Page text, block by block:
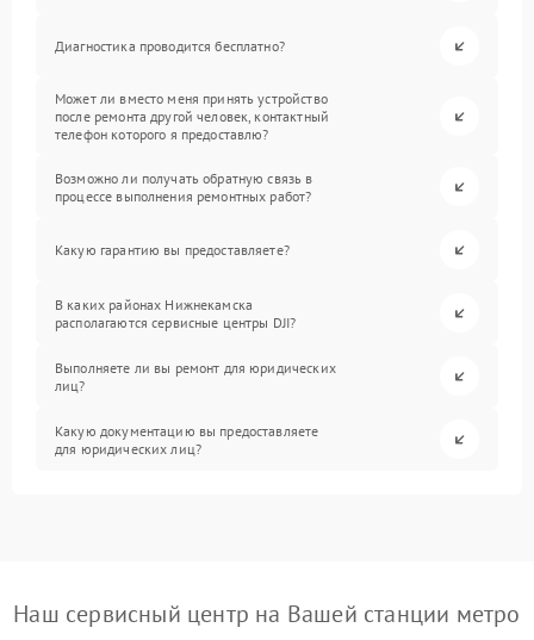
Диагностика проводится бесплатно?
Может ли вместо меня принять устройство
после ремонта другой человек, контактный
телефон которого я предоставлю?
Возможно ли получать обратную связь в
процессе выполнения ремонтных работ?
Какую гарантию вы предоставляете?
В каких районах Нижнекамска
располагаются сервисные центры DJI?
Выполняете ли вы ремонт для юридических
лиц?
Какую документацию вы предоставляете
для юридических лиц?
Наш сервисный центр на Вашей станции метро